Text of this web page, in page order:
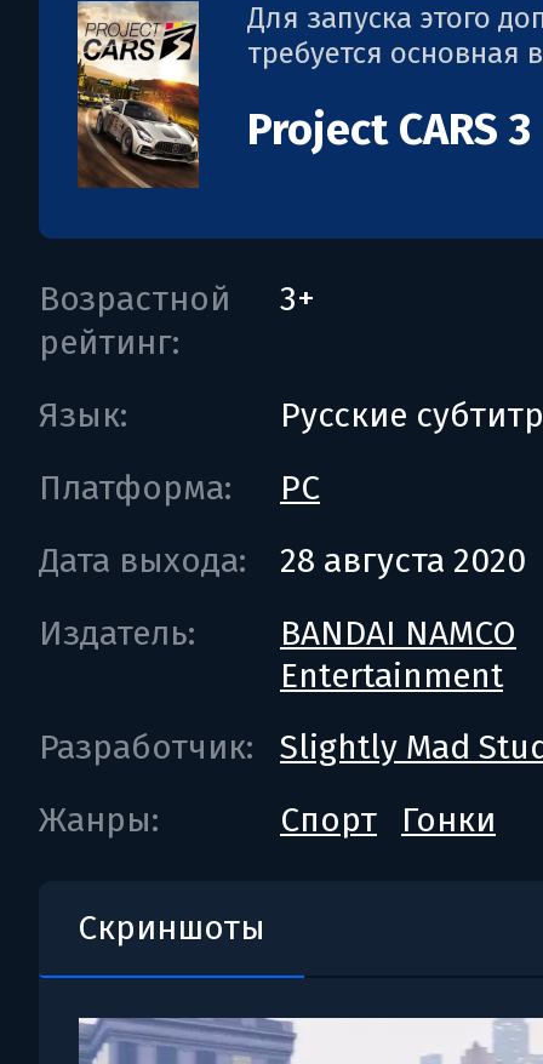
Для запуска этого
требуется основная
Project CARS 3
Возрастной
рейтинг:
3+
Язык:
Русские
Платформа:
PC
Дата выхода:
28 августа 2020
Издатель:
BANDAI NAMCO
Entertainment
Разработчик:
Slightly Mad
Жанры:
Спорт Гонки
Скриншоты